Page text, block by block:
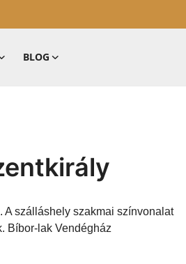
BLOG
A szálláshely szakmai színvonalat
Bíbor-lak Vendégház